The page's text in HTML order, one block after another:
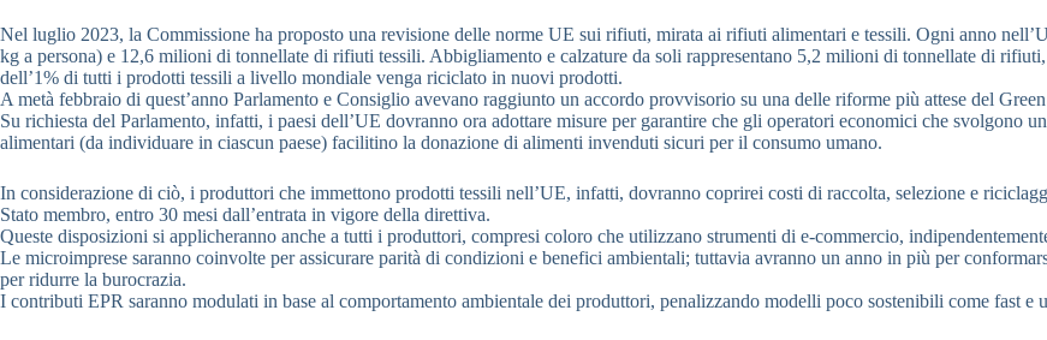
Nel luglio 2023, la Commissione ha proposto una revisione delle norme UE sui rifiuti, mirata ai rifiuti alimentari e tessili. Ogni anno
kg a persona) e 12,6 milioni di tonnellate di rifiuti tessili. Abbigliamento e calzature da soli rappresentano 5,2 milioni di tonnellate di
dell’1% di tutti i prodotti tessili a livello mondiale venga riciclato in nuovi prodotti.
A metà febbraio di quest’anno Parlamento e Consiglio avevano raggiunto un accordo provvisorio su una delle riforme più attese del
Su richiesta del Parlamento, infatti, i paesi dell’UE dovranno ora adottare misure per garantire che gli operatori economici che svolgono
alimentari (da individuare in ciascun paese) facilitino la donazione di alimenti invenduti sicuri per il consumo umano.
In considerazione di ciò, i produttori che immettono prodotti tessili nell’UE, infatti, dovranno coprirei costi di raccolta, selezione e
Stato membro, entro 30 mesi dall’entrata in vigore della direttiva.
Queste disposizioni si applicheranno anche a tutti i produttori, compresi coloro che utilizzano strumenti di e-commercio,
Le microimprese saranno coinvolte per assicurare parità di condizioni e benefici ambientali; tuttavia avranno un anno in più per
per ridurre la burocrazia.
I contributi EPR saranno modulati in base al comportamento ambientale dei produttori, penalizzando modelli poco sostenibili come fast e